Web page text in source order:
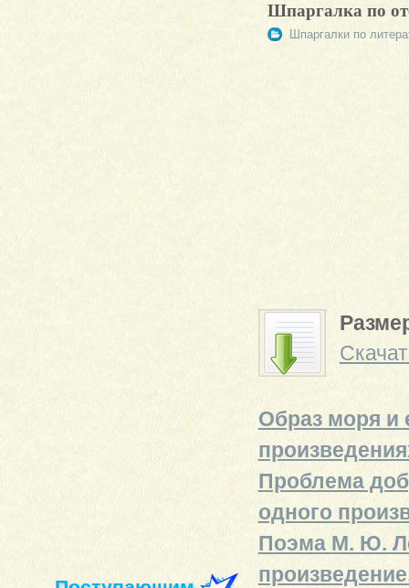
Шпаргалка по
Шпаргалки по
Образ моря и
Проблема
одного
Поэма М. Ю.